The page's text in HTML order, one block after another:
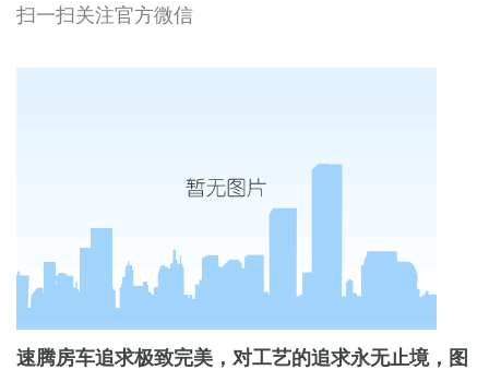
扫一扫关注官方微信
速腾房车追求极致完美，对工艺的追求永无止境，图